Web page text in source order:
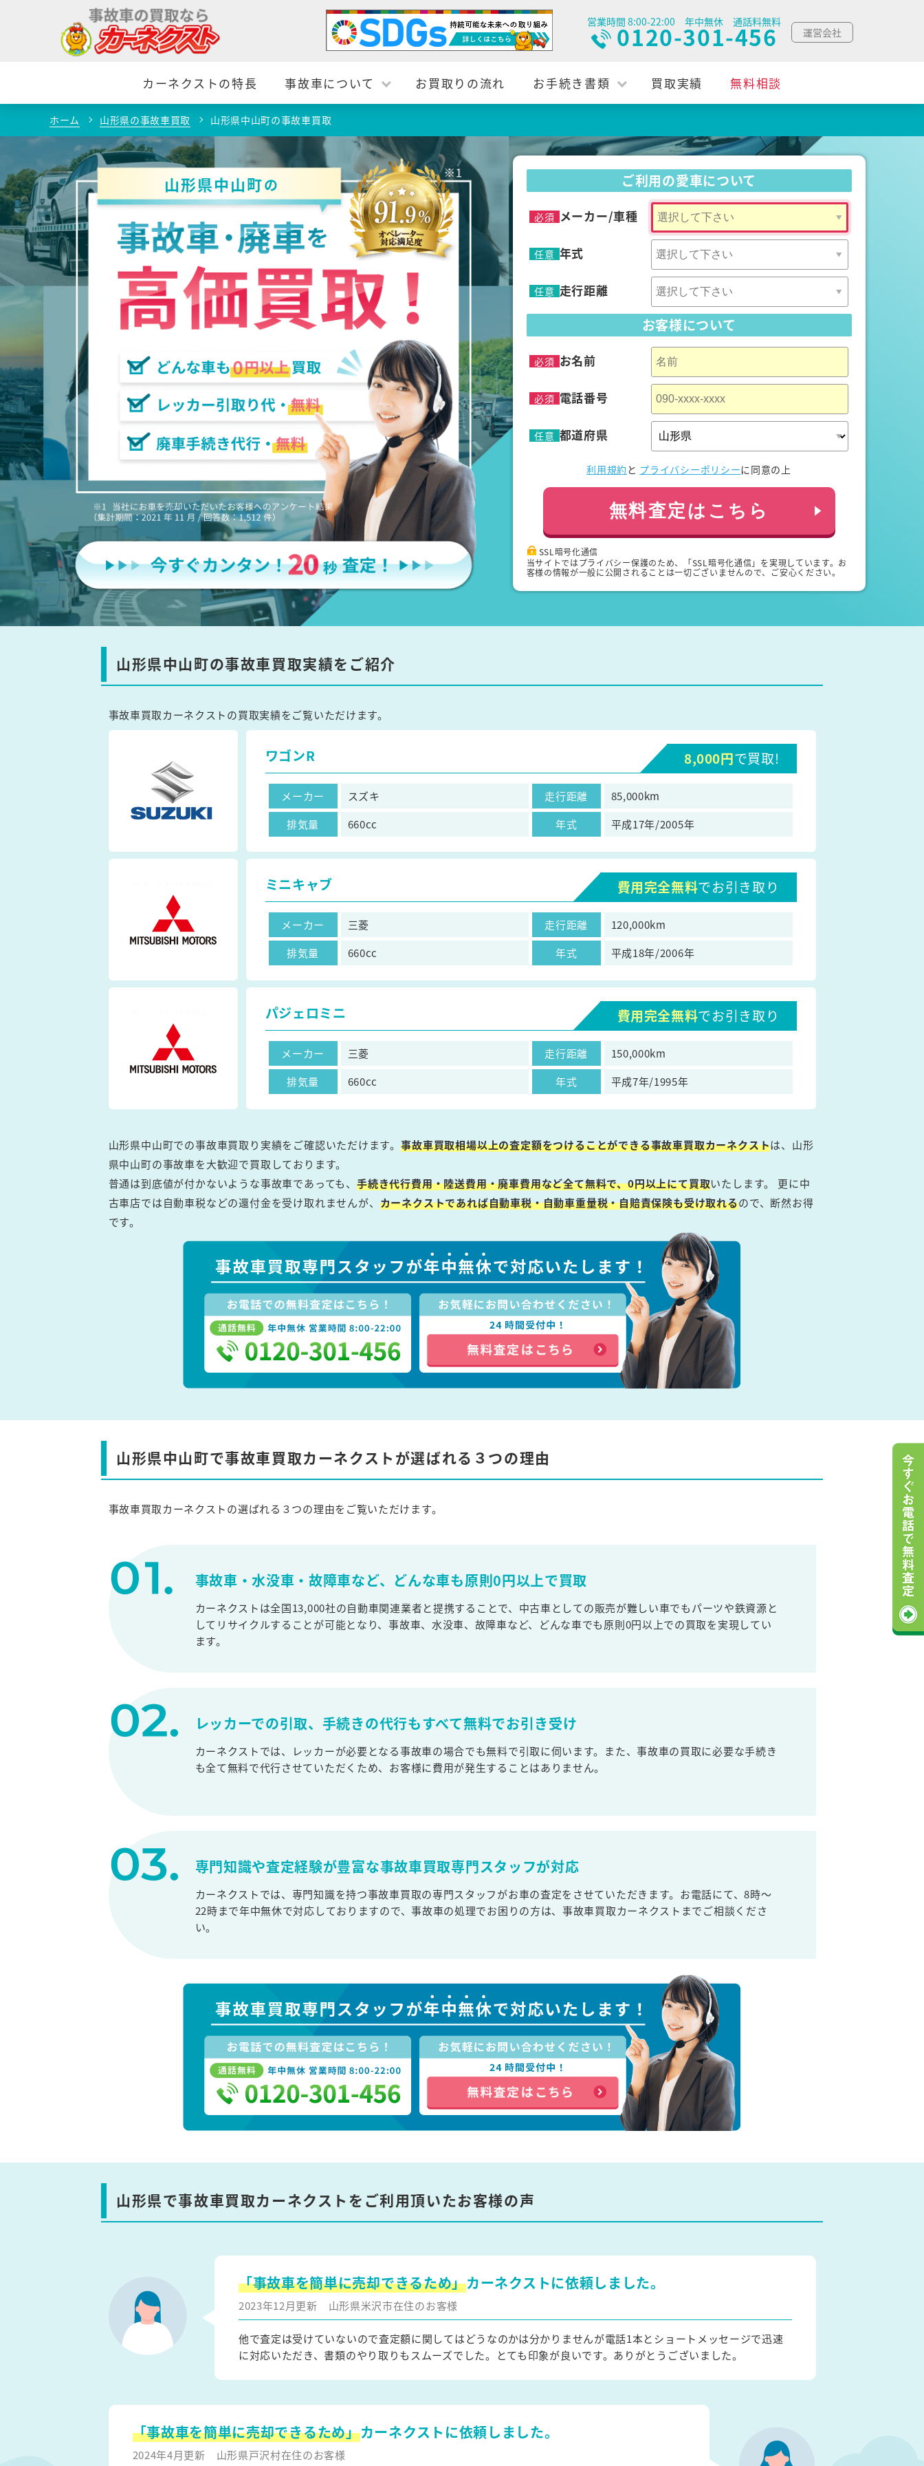
営業時間 8:00-22:00 年中無休 通話料無料
0120-301-456 運営会社
カーネクストの特長 事故車について お買取りの流れ お手続き書類 買取実績 無料相談
ホーム 山形県の事故車買取 山形県中山町の事故車買取
山形県中山町の ご利用の愛車について
必須 メーカー/車種
任意 年式
任意 走行距離
お客様について
必須 お名前
必須 電話番号
任意 都道府県
利用規約 と プライバシーポリシーに同意の上
無料査定はこちら
SSL暗号化通信
当サイトではプライバシー保護のため、「SSL暗号化通信」を実現しています。お
客様の情報が一般に公開されることは一切ございませんので、ご安心ください。
山形県中山町の事故車買取実績をご紹介
事故車買取カーネクストの買取実績をご覧いただけます。
ワゴンR 8,000円で買取!
メーカー スズキ 走行距離
85,000km
排気量
660cc 年式 平成17年/2005年
ミニキャブ 費用完全無料でお引き取り
メーカー 三菱 走行距離
120,000km
排気量
660cc 年式 平成18年/2006年
パジェロミニ 費用完全無料でお引き取り
メーカー 三菱 走行距離
150,000km
排気量
660cc 年式 平成7年/1995年
山形県中山町での事故車買取り実績をご確認いただけます。事故車買取相場以上の査定額をつけることができる事故車買取カーネクストは、山形
県中山町の事故車を大歓迎で買取しております。
普通は到底値が付かないような事故車であっても、 手続き代行費用・陸送費用・廃車費用など全て無料で、0円以上にて買取いたします。 更に中
古車店では自動車税などの還付金を受け取れませんが、 カーネクストであれば自動車税・自動車重量税・自賠責保険も受け取れるので、断然お得
です。
山形県中山町で事故車買取カーネクストが選ばれる３つの理由
事故車買取カーネクストの選ばれる３つの理由をご覧いただけます。
事故車・水没車・故障車など、どんな車も原則0円以上で買取
カーネクストは全国13,000社の自動車関連業者と提携することで、中古車としての販売が難しい車でもパーツや鉄資源と
してリサイクルすることが可能となり、事故車、水没車、故障車など、どんな車でも原則0円以上での買取を実現してい
ます。
レッカーでの引取、手続きの代行もすべて無料でお引き受け
カーネクストでは、レッカーが必要となる事故車の場合でも無料で引取に伺います。また、事故車の買取に必要な手続き
も全て無料で代行させていただくため、お客様に費用が発生することはありません。
専門知識や査定経験が豊富な事故車買取専門スタッフが対応
カーネクストでは、専門知識を持つ事故車買取の専門スタッフがお車の査定をさせていただきます。お電話にて、8時～
22時まで年中無休で対応しておりますので、事故車の処理でお困りの方は、事故車買取カーネクストまでご相談くださ
い。
山形県で事故車買取カーネクストをご利用頂いたお客様の声
「事故車を簡単に売却できるため」カーネクストに依頼しました。
2023年12月更新 山形県米沢市在住のお客様
他で査定は受けていないので査定額に関してはどうなのかは分かりませんが電話1本とショートメッセージで迅速
に対応いただき、書類のやり取りもスムーズでした。とても印象が良いです。ありがとうございました。
「事故車を簡単に売却できるため」カーネクストに依頼しました。
2024年4月更新 山形県戸沢村在住のお客様